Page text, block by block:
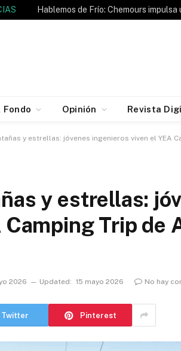
Fondo Opinión Revista
y estrellas: jóvenes ingenieros viven el YEA
y estrellas:
Trip de
2026 Updated: 15 mayo 2026 No hay
Twitter Pinterest